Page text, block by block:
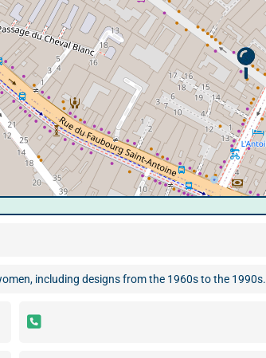
including designs from the 1960s to the 1990s.